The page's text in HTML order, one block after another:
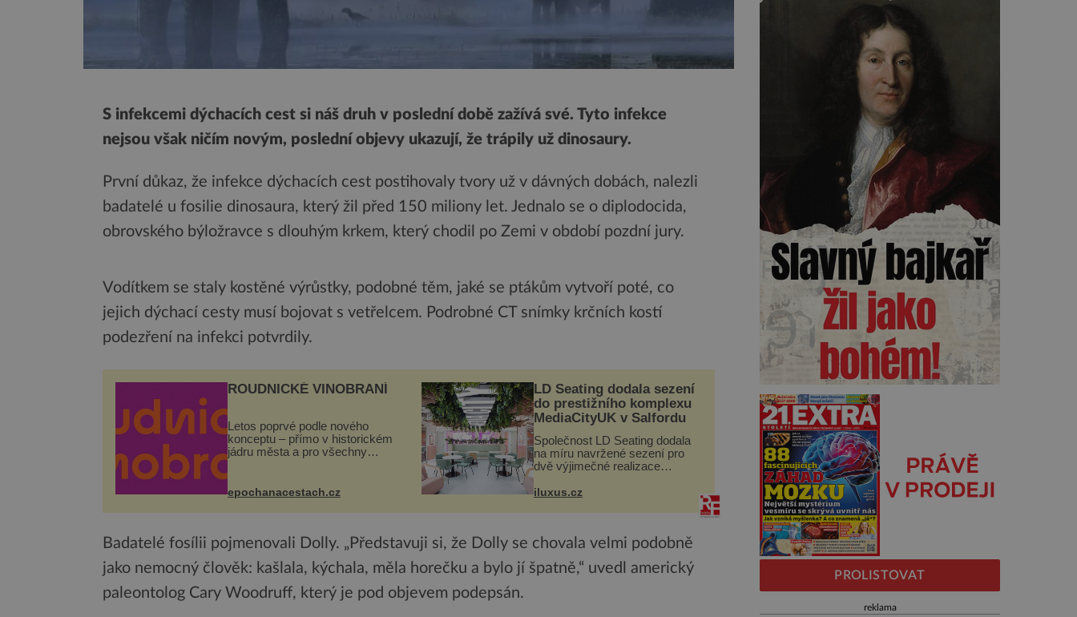
S infekcemi dýchacích cest si náš druh v poslední době zažívá své. Tyto infekce
nejsou však ničím novým, poslední objevy ukazují, že trápily už dinosaury.
První důkaz, že infekce dýchacích cest postihovaly tvory už v dávných dobách, nalezli
badatelé u fosilie dinosaura, který žil před 150 miliony let. Jednalo se o diplodocida,
obrovského býložravce s dlouhým krkem, který chodil po Zemi v období pozdní jury.
Vodítkem se staly kostěné výrůstky, podobné těm, jaké se ptákům vytvoří poté, co
jejich dýchací cesty musí bojovat s vetřelcem. Podrobné CT snímky krčních kostí
podezření na infekci potvrdily.
ROUDNICKÉ VINOBRANÍ
Letos poprvé podle nového
konceptu – přímo v historickém
jádru města a pro všechny
Husově náměstí. Návštěvníci
se mohou těšit na víno, burčák,
pes...
epochanacestach.cz
LD Seating dodala sezení
do prestižního komplexu
MediaCityUK v Salfordu
Společnost LD Seating dodala
na míru navržené sezení pro
dvě výjimečné realizace
v anglickém Salfordu –
a Orange Tower. Komplex
iluxus.cz
Badatelé fosílii pojmenovali Dolly. „Představuji si, že Dolly se chovala velmi podobně
jako nemocný člověk: kašlala, kýchala, měla horečku a bylo jí špatně,“ uvedl americký
paleontolog Cary Woodruff, který je pod objevem podepsán.
PROLISTOVAT
reklama